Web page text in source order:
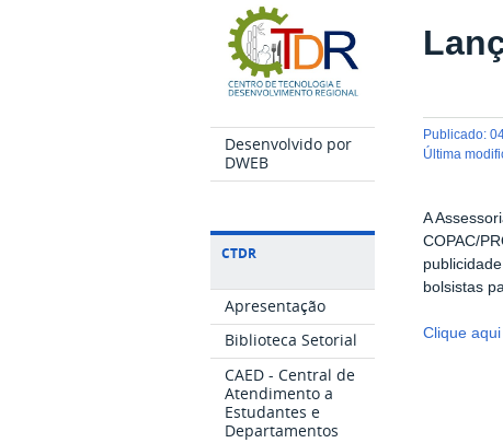
Desenvolvido por
DWEB
CTDR
Apresentação
Biblioteca Setorial
CAED - Central de
Atendimento a
Estudantes e
Departamentos
publicado:
última
A
COPAC/
bolsistas
Clique